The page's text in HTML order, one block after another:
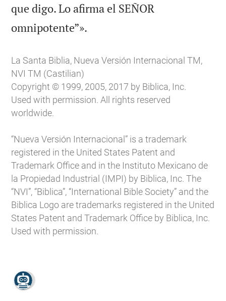
que digo. Lo afirma el SEÑOR
omnipotente”».
La Santa Biblia, Nueva Versión Internacional TM,
NVI TM (Castilian)
Copyright © 1999, 2005, 2017 by Biblica, Inc.
Used with permission. All rights reserved
worldwide.
“Nueva Versión Internacional” is a trademark
registered in the United States Patent and
Trademark Office and in the Instituto Mexicano de
la Propiedad Industrial (IMPI) by Biblica, Inc. The
“NVI”, “Biblica”, “International Bible Society” and the
Biblica Logo are trademarks registered in the United
States Patent and Trademark Office by Biblica, Inc.
Used with permission.